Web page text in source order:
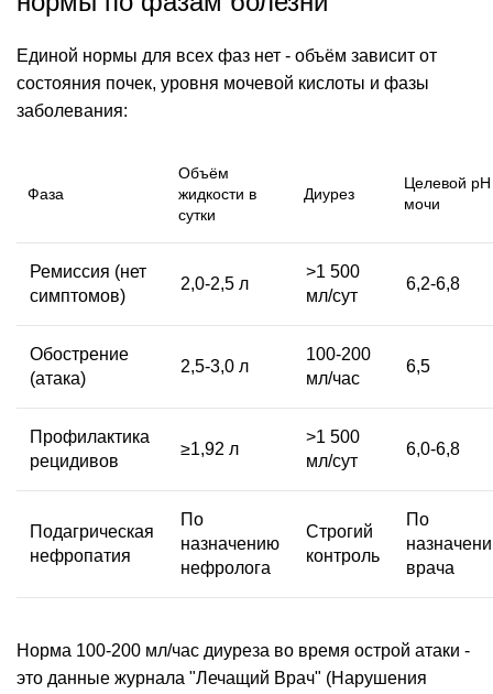
Единой нормы для всех фаз нет - объём зависит от
состояния почек, уровня мочевой кислоты и фазы
заболевания:
Фаза
Объём
жидкости в
сутки
Диурез
Целевой pH
мочи
Ремиссия (нет
симптомов)
2,0-2,5 л
>1 500
мл/сут
6,2-6,8
Обострение
(атака)
2,5-3,0 л
100-200
мл/час
6,5
Профилактика
рецидивов
≥1,92 л
>1 500
мл/сут
6,0-6,8
Подагрическая
нефропатия
По
назначению
нефролога
Строгий
контроль
По
врача
Норма 100-200 мл/час диуреза во время острой атаки -
это данные журнала "Лечащий Врач" (Нарушения